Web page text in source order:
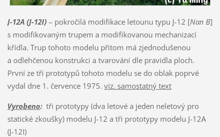
J-12A (J-12I)– pokročilá modifikace letounu typu J-12 [Nan B]
s modifikovaným trupem a modifikovanou mechanizací
křídla. Trup tohoto modelu přitom má zjednodušenou
a odlehčenou konstrukci a tvarování dle pravidla ploch.
První ze tří prototypů tohoto modelu se do oblak poprvé
vydal dne 1. července 1975. viz. samostatný text
Vyrobeno:tři prototypy (dva letové a jeden neletový pro
statické zkoušky) modelu J-12 a tři prototypy modelu J-12A
(J-12I)